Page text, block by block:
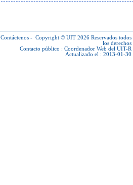
Contáctenos - Copyright © UIT 2026 Reservados todos
los derechos
Contacto público : Coordenador Web del UIT-R
Actualizado el : 2013-01-30